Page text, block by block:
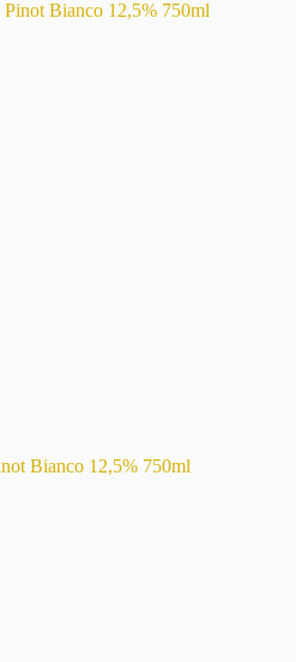
Bianco 12,5% 750ml